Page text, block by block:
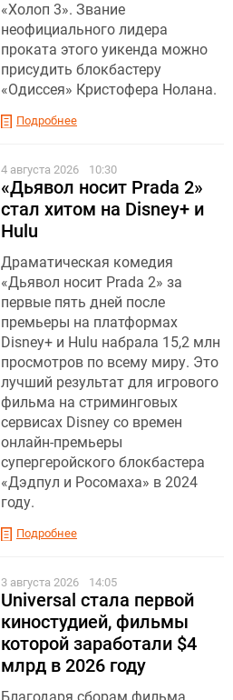
«Холоп 3». Звание
неофициального лидера
проката этого уикенда можно
присудить блокбастеру
«Одиссея» Кристофера Нолана.
Подробнее
4 августа 2026 10:30
«Дьявол носит Prada 2»
стал хитом на Disney+ и
Hulu
Драматическая комедия
«Дьявол носит Prada 2» за
первые пять дней после
премьеры на платформах
Disney+ и Hulu набрала 15,2 млн
просмотров по всему миру. Это
лучший результат для игрового
фильма на стриминговых
сервисах Disney со времен
онлайн-премьеры
супергеройского блокбастера
«Дэдпул и Росомаха» в 2024
году.
Подробнее
3 августа 2026 14:05
Universal стала первой
киностудией, фильмы
которой заработали $4
млрд в 2026 году